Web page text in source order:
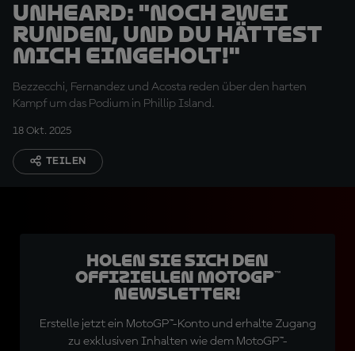
UNHEARD: "Noch zwei
Runden, und du hättest
mich eingeholt!"
Bezzecchi, Fernandez und Acosta reden über den harten
Kampf um das Podium in Phillip Island.
18 Okt. 2025
TEILEN
Holen Sie sich den
offiziellen MotoGP™
Newsletter!
Erstelle jetzt ein MotoGP™-Konto und erhalte Zugang
zu exklusiven Inhalten wie dem MotoGP™-